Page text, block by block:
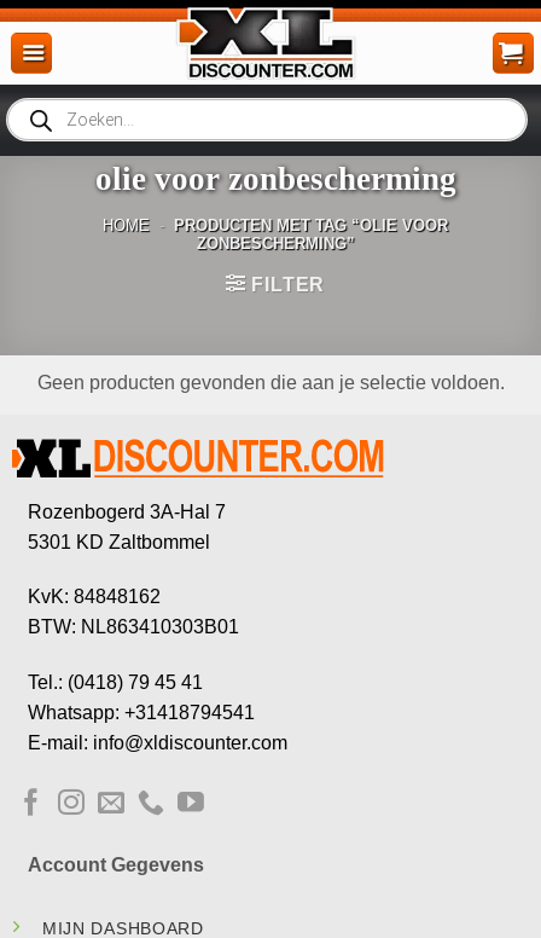
Ga
naar
inhoud
Producten
zoeken
olie voor zonbescherming
HOME - PRODUCTEN MET TAG “OLIE VOOR
ZONBESCHERMING”
FILTER
Geen producten gevonden die aan je selectie voldoen.
Rozenbogerd 3A-Hal 7
5301 KD Zaltbommel
KvK: 84848162
BTW: NL863410303B01
Tel.: (0418) 79 45 41
Whatsapp: +31418794541
E-mail: info@xldiscounter.com
Account Gegevens
MIJN DASHBOARD